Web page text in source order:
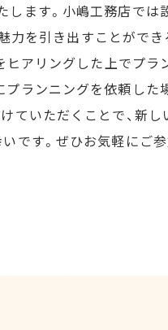
ます。小嶋工務店では
力を引き出すことがで
アリングした上でプラ
ランニングを依頼した
ていただくことで、新
です。ぜひお気軽にご参